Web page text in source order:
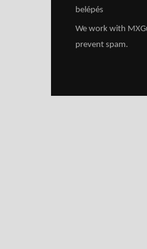
belépés
We work with
prevent spam.